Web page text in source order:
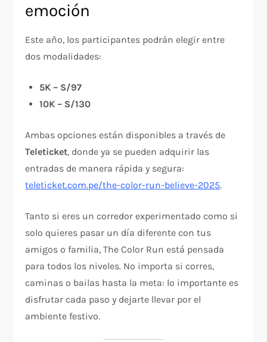
emoción
Este año, los participantes podrán elegir entre
dos modalidades:
5K – S/97
10K – S/130
Ambas opciones están disponibles a través de
Teleticket, donde ya se pueden adquirir las
entradas de manera rápida y segura:
teleticket.com.pe/the-color-run-believe-2025.
Tanto si eres un corredor experimentado como si
solo quieres pasar un día diferente con tus
amigos o familia, The Color Run está pensada
para todos los niveles. No importa si corres,
caminas o bailas hasta la meta: lo importante es
disfrutar cada paso y dejarte llevar por el
ambiente festivo.